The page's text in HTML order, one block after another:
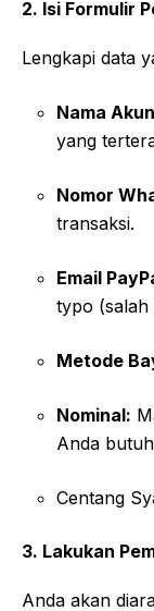
2. Isi Formulir
Lengkapi data
Nama
yang
Nomor
transaksi.
Email
typo (salah
Metode
Nominal:
Anda
Centang
3. Lakukan
Anda akan